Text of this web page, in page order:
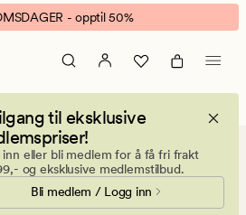
- opptil 50%
til eksklusive
inn eller bli medlem for å få fri frakt
og eksklusive medlemstilbud.
Bli medlem / Logg inn
Kubbelys